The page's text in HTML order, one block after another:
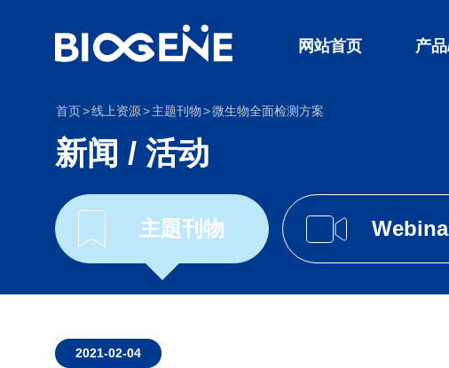
网站首页 产
首页 线上资源 主题刊物 微生物全面检测方案
新闻 / 活动
主題刊物
2021-02-04